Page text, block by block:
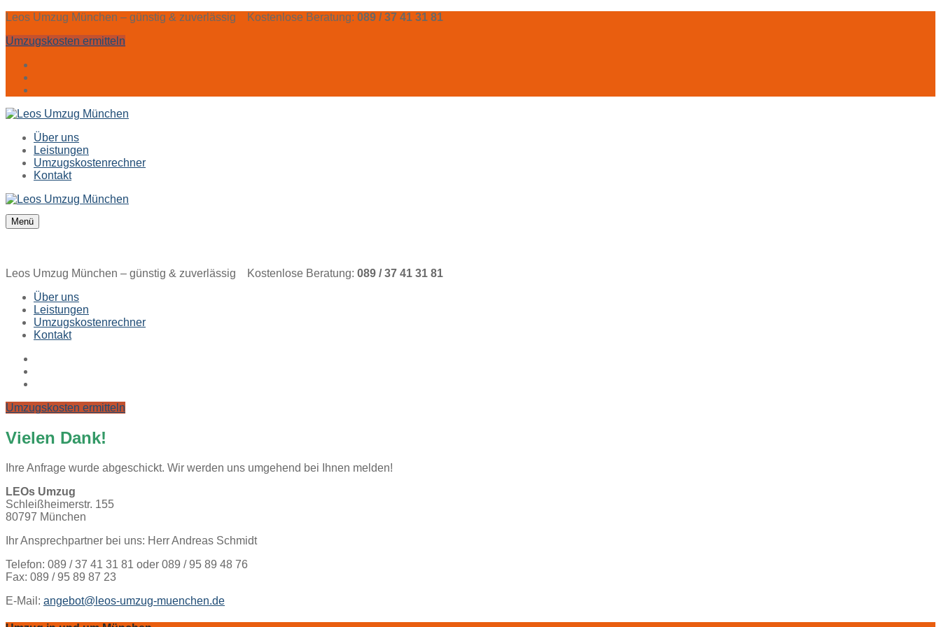
Zum
springen
Menü
Schließen
Leos Umzug München – günstig & zuverlässig Kostenlose Beratung: 089 / 37 41 31 81
Umzugskosten ermitteln
Über uns
Leistungen
Umzugskostenrechner
Kontakt
Menü
Leos Umzug München – günstig & zuverlässig Kostenlose Beratung: 089 / 37 41 31 81
Über uns
Leistungen
Umzugskostenrechner
Kontakt
Umzugskosten ermitteln
Vielen Dank!
Ihre Anfrage wurde abgeschickt. Wir werden uns umgehend bei Ihnen melden!
LEOs Umzug
Schleißheimerstr. 155
80797 München
Ihr Ansprechpartner bei uns: Herr Andreas Schmidt
Telefon: 089 / 37 41 31 81 oder 089 / 95 89 48 76
Fax: 089 / 95 89 87 23
E-Mail: angebot@leos-umzug-muenchen.de